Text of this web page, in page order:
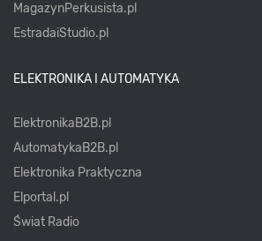
MagazynPerkusista.pl
EstradaiStudio.pl
ELEKTRONIKA I AUTOMATYKA
ElektronikaB2B.pl
AutomatykaB2B.pl
Elektronika Praktyczna
Elportal.pl
Świat Radio